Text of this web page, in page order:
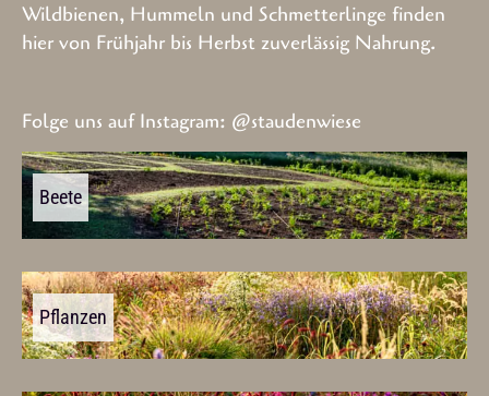
Wildbienen, Hummeln und Schmetterlinge finden
hier von Frühjahr bis Herbst zuverlässig Nahrung.
Folge uns auf Instagram: @staudenwiese
Beete
Pflanzen